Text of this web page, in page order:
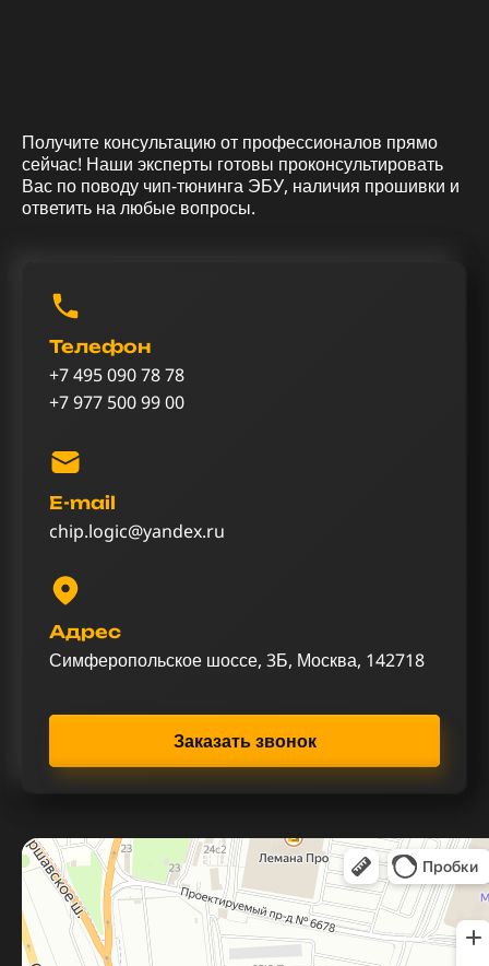
Получите консультацию от профессионалов прямо
сейчас! Наши эксперты готовы проконсультировать
Вас по поводу чип-тюнинга ЭБУ, наличия прошивки и
ответить на любые вопросы.
Телефон
+7 495 090 78 78
+7 977 500 99 00
E-mail
chip.logic@yandex.ru
Адрес
Симферопольское шоссе, 3Б, Москва, 142718
Заказать звонок